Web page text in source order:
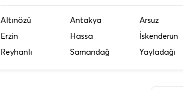
Altınözü Antakya Arsuz
Erzin
Hassa İskenderun
Reyhanlı
Samandağ Yayladağı